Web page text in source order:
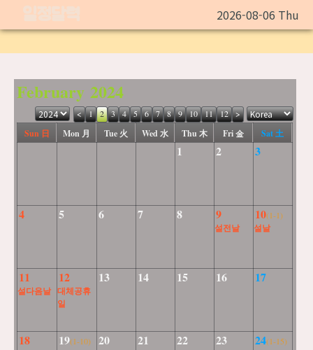
2026-08-06 Thu
February 2024
< 1 2 3 4 5 6 7 8 9 10 11 12 >
Sun 日 Mon 月 Tue 火 Wed 水 Thu 木 Fri 金 Sat 土
1 2 3
4 5 6 7 8 9
설전날
10(1-1)
설날
11
설다음날
12
대체공휴
일
13 14 15 16 17
18 19(1-10) 20 21 22 23 24(1-15)